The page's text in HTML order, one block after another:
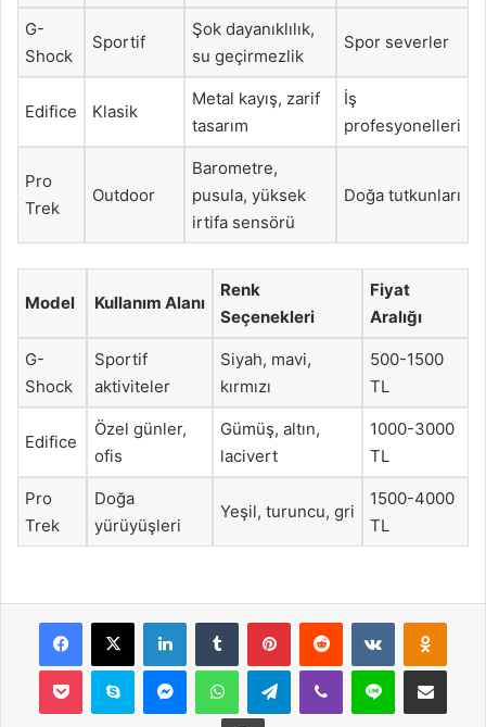
G-
Shock
Sportif
Şok dayanıklılık,
su geçirmezlik
Spor severler
Edifice Klasik
Metal kayış, zarif
tasarım
İş
profesyonelleri
Pro
Trek
Outdoor
Barometre,
pusula, yüksek
irtifa sensörü
Doğa tutkunları
Model Kullanım Alanı
Renk
Seçenekleri
Fiyat
Aralığı
G-
Shock
Sportif
aktiviteler
Siyah, mavi,
kırmızı
500-1500
TL
Edifice
Özel günler,
ofis
Gümüş, altın,
lacivert
1000-3000
TL
Pro
Trek
Doğa
yürüyüşleri
Yeşil, turuncu, gri
1500-4000
TL
Facebook
X LinkedInTumblr PinterestReddit VKontakte
Pocket Skype MessengerWhatsAppTelegramViber Line E-Posta ile
Yazdır